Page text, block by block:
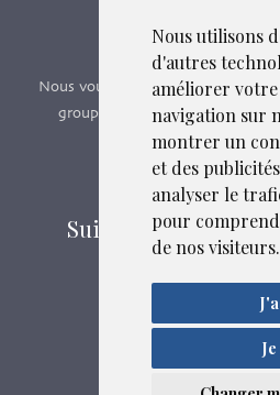
Nous utilisons
d'autres
améliorer
navigation sur
montrer un
et des
analyser le
pour
de nos visiteurs.
Liens et fichiers
Formations
Nous vous proposons des
groupes de pairs - Certificat
Découvrir nos
Suivez-nous sur les
Mentions
Plan du